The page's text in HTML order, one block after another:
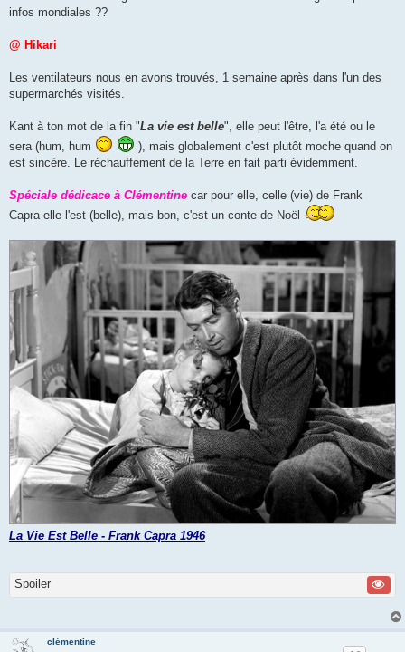
infos mondiales ??
@ Hikari
Les ventilateurs nous en avons trouvés, 1 semaine après dans l'un des
supermarchés visités.
Kant à ton mot de la fin "La vie est belle", elle peut l'être, l'a été ou le
sera (hum, hum
), mais globalement c'est plutôt moche quand on
est sincère. Le réchauffement de la Terre en fait parti évidemment.
Spéciale dédicace à Clémentine car pour elle, celle (vie) de Frank
Capra elle l'est (belle), mais bon, c'est un conte de Noël
La Vie Est Belle - Frank Capra 1946
Spoiler
clémentine